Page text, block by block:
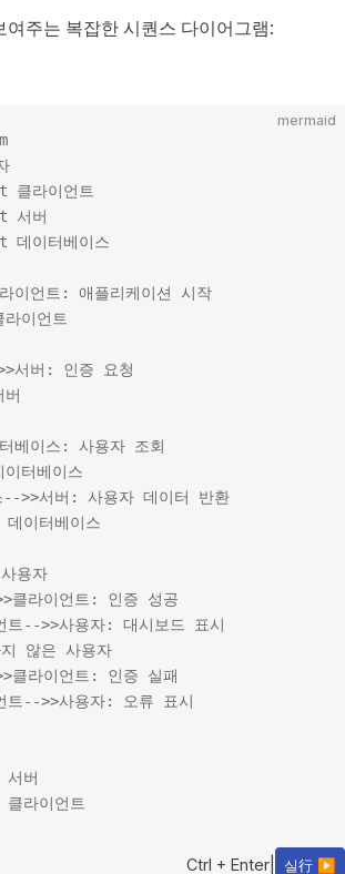
여주는 복잡한 시퀀스 다이어그램:
mermaid
클라이언트
서버
데이터베이스
이언트: 애플리케이션 시작
이언트
서버: 인증 요청
베이스: 사용자 조회
터베이스
>>서버: 사용자 데이터 반환
이터베이스
용자
라이언트: 인증 성공
-->>사용자: 대시보드 표시
않은 사용자
라이언트: 인증 실패
-->>사용자: 오류 표시
버
Ctrl + Enter 실行 ▶